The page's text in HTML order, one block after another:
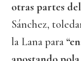
otras partes
Sánchez,
la Lana para